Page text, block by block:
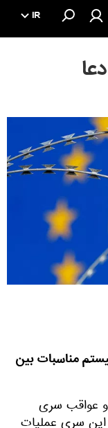
IR
مناسبات بین
عواقب سری